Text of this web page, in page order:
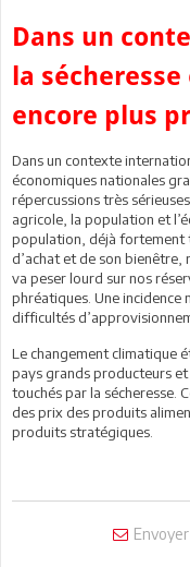
Dans un
la
encore plus
Dans un contexte
économiques nationales
répercussions très
agricole, la population et
population, déjà fortement
d’achat et de son bienêtre,
va peser lourd sur nos
phréatiques. Une
difficultés
Le changement climatique
pays grands producteurs
touchés par la sécheresse.
des prix des produits
produits stratégiques.